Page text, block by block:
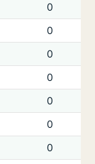
0
0
0
0
0
0
0